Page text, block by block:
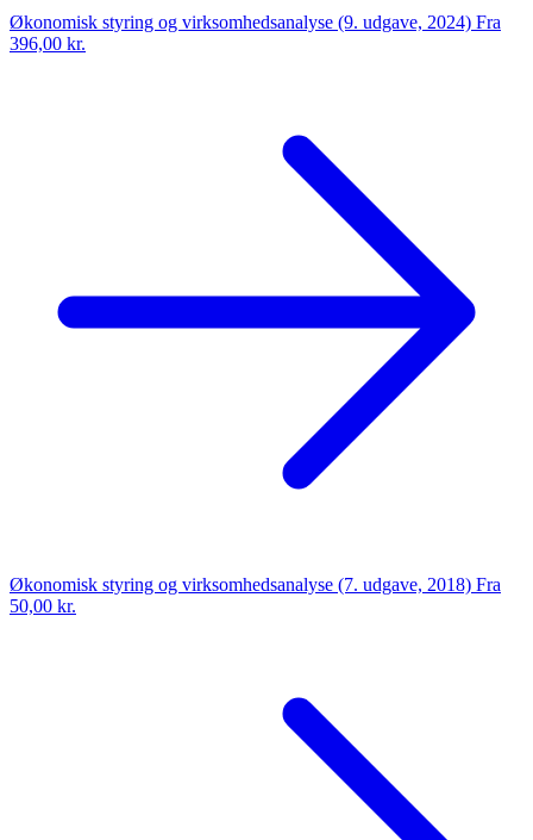
Økonomisk styring og virksomhedsanalyse (9. udgave, 2024) Fra
396,00 kr.
Økonomisk styring og virksomhedsanalyse (7. udgave, 2018) Fra
50,00 kr.